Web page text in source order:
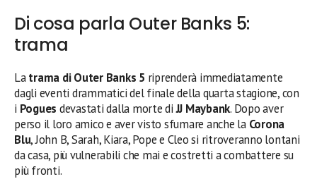
Di cosa parla Outer Banks 5:
trama
Latrama di Outer Banks 5 riprenderà immediatamente
dagli eventi drammatici del finale della quarta stagione, con
i Pogues devastati dalla morte diJJ Maybank. Dopo aver
perso il loro amico e aver visto sfumare anche la Corona
Blu, John B, Sarah, Kiara, Pope e Cleo si ritroveranno lontani
da casa, più vulnerabili che mai e costretti a combattere su
più fronti.